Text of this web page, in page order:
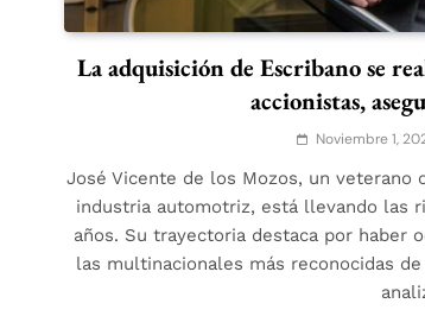
La adquisición de Escribano se
accionistas,
Noviembre 1,
José Vicente de los Mozos, un veterano
industria automotriz, está llevando las
años. Su trayectoria destaca por haber
las multinacionales más reconocidas